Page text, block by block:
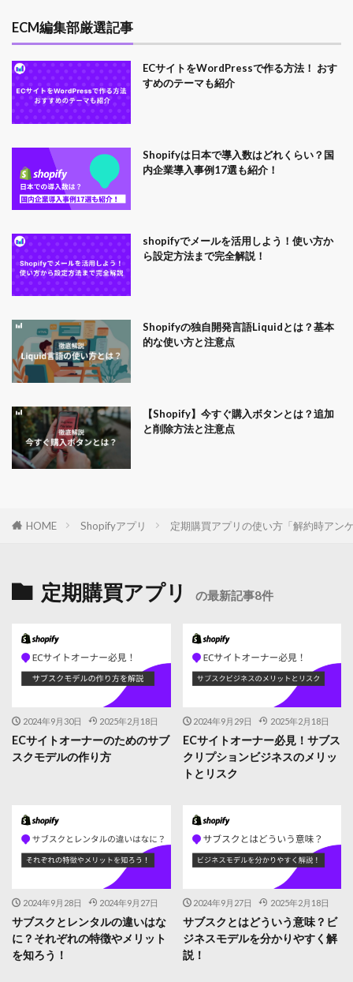
ECM編集部厳選記事
ECサイトをWordPressで作る方法！ おす
すめのテーマも紹介
Shopifyは日本で導入数はどれくらい？国
内企業導入事例17選も紹介！
shopifyでメールを活用しよう！使い方か
ら設定方法まで完全解説！
Shopifyの独自開発言語Liquidとは？基本
的な使い方と注意点
【Shopify】今すぐ購入ボタンとは？追加
と削除方法と注意点
HOME Shopifyアプリ 定期購買アプリの使い方「解約時アン
定期購買アプリ の最新記事8件
2024年9月30日 2025年2月18日
ECサイトオーナーのためのサブ
スクモデルの作り方
2024年9月29日 2025年2月18日
ECサイトオーナー必見！サブス
クリプションビジネスのメリッ
トとリスク
2024年9月28日 2024年9月27日
サブスクとレンタルの違いはな
に？それぞれの特徴やメリット
を知ろう！
2024年9月27日 2025年2月18日
サブスクとはどういう意味？ビ
ジネスモデルを分かりやすく解
説！